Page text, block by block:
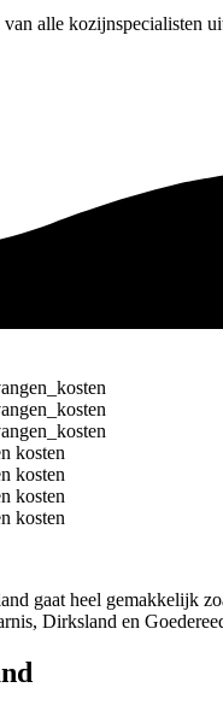
alle kozijnspecialisten
gaat heel gemakkelijk
Dirksland en